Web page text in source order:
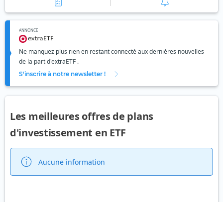
ANNONCE
Ne manquez plus rien en restant connecté aux dernières nouvelles
de la part d'extraETF .
S'inscrire à notre newsletter !
Les meilleures offres de plans
d'investissement en ETF
Aucune information